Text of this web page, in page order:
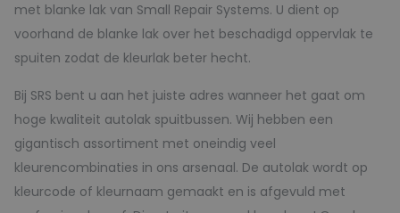
met blanke lak van Small Repair Systems. U dient op
voorhand de blanke lak over het beschadigd oppervlak te
spuiten zodat de kleurlak beter hecht.
Bij SRS bent u aan het juiste adres wanneer het gaat om
hoge kwaliteit autolak spuitbussen. Wij hebben een
gigantisch assortiment met oneindig veel
kleurencombinaties in ons arsenaal. De autolak wordt op
kleurcode of kleurnaam gemaakt en is afgevuld met